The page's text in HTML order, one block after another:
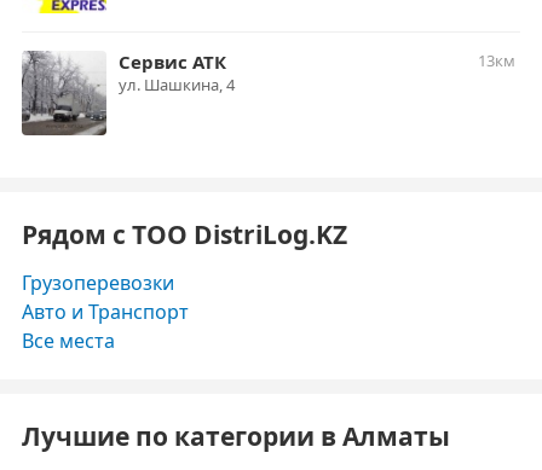
Сервис АТК
13км
ул. Шашкина, 4
Рядом с ТОО DistriLog.KZ
Грузоперевозки
Авто и Транспорт
Все места
Лучшие по категории в Алматы